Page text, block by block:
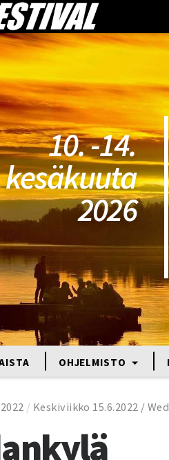
10. -14.
kesäkuuta
2026
OHJELMISTO
/ Keskiviikko 15.6.2022 /